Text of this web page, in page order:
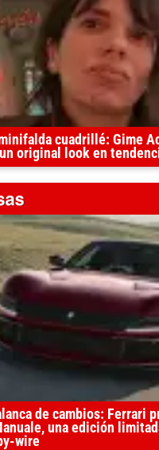
cuadrillé: Gime
original look en
de cambios: Ferrari
una edición
wire